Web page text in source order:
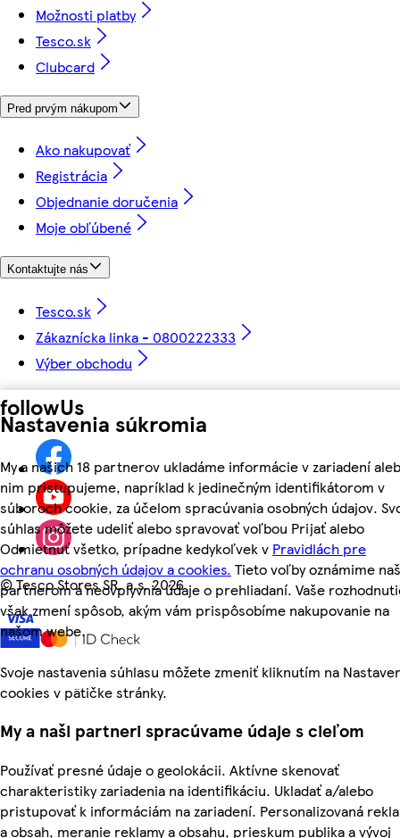
Nastavenia súkromia
My a našich 18 partnerov ukladáme informácie v zariadení
nim pristupujeme, napríklad k jedinečným identifikátorom v
súboroch cookie, za účelom spracúvania osobných údajov.
súhlas môžete udeliť alebo spravovať voľbou Prijať alebo
Odmietnuť všetko, prípadne kedykoľvek v Pravidlách pre
ochranu osobných údajov a cookies. Tieto voľby oznámime
partnerom a neovplyvnia údaje o prehliadaní. Vaše
však zmení spôsob, akým vám prispôsobíme nakupovanie na
našom webe.
Svoje nastavenia súhlasu môžete zmeniť kliknutím na
cookies v pätičke stránky.
My a naši partneri spracúvame údaje s cieľom
Používať presné údaje o geolokácii. Aktívne skenovať
charakteristiky zariadenia na identifikáciu. Ukladať a/alebo
pristupovať k informáciám na zariadení. Personalizovaná
a obsah, meranie reklamy a obsahu, prieskum publika a vývoj
Možnosti platby
Tesco.sk
Clubcard
Pred prvým nákupom
Ako nakupovať
Registrácia
Objednanie doručenia
Moje obľúbené
Kontaktujte nás
Tesco.sk
Zákaznícka linka - 0800222333
Výber obchodu
followUs
©Tesco Stores SR, a.s. 2026